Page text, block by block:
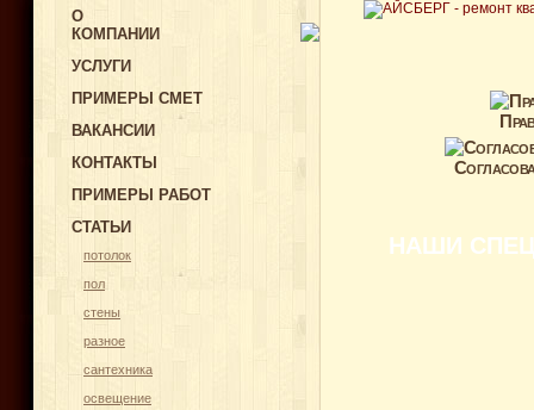
О
КОМПАНИИ
УСЛУГИ
ПРИМЕРЫ СМЕТ
ВАКАНСИИ
КОНТАКТЫ
ПРИМЕРЫ РАБОТ
СТАТЬИ
потолок
пол
стены
разное
сантехника
освещение
НАШИ